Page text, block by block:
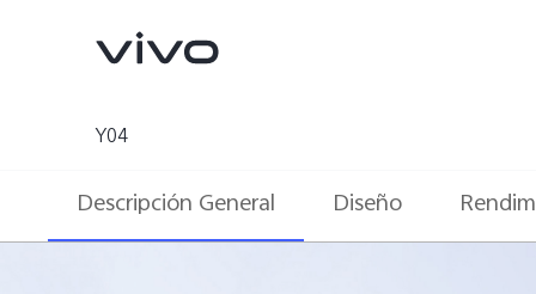
Y04
Descripción General Diseño